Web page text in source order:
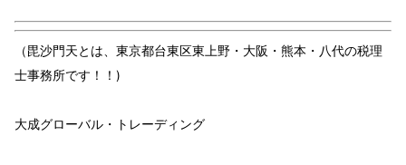
（毘沙門天とは、東京都台東区東上野・大阪・熊本・八代の税理
士事務所です！！)
大成グローバル・トレーディング